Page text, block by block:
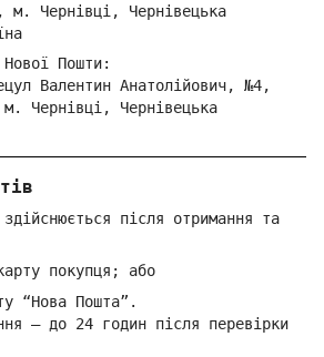
м. Чернівці, Чернівецька
Нової Пошти:
Валентин Анатолійович, №4,
Чернівці, Чернівецька
після отримання та
покупця; або
“Нова Пошта”.
— до 24 годин після перевірки